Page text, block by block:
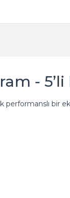
- 5’li
bir